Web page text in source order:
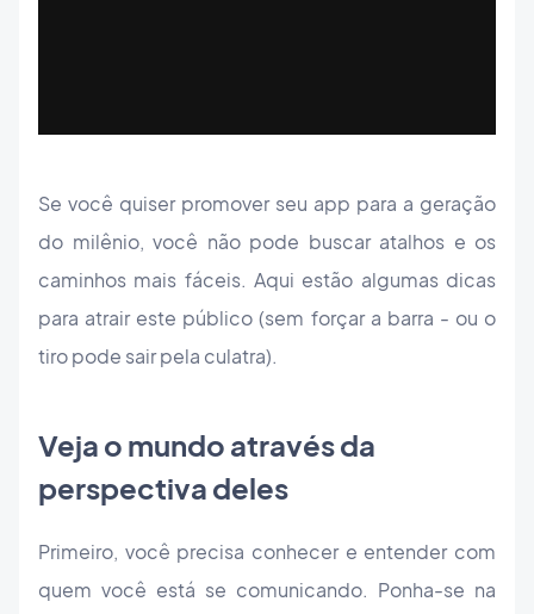
Se você quiser promover seu app para a geração
do milênio, você não pode buscar atalhos e os
caminhos mais fáceis. Aqui estão algumas dicas
para atrair este público (sem forçar a barra - ou o
tiro pode sair pela culatra).
Veja o mundo através da
perspectiva deles
Primeiro, você precisa conhecer e entender com
quem você está se comunicando. Ponha-se na